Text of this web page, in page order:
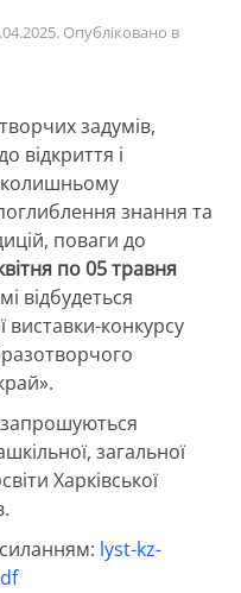
. Опубліковано в
задумів,
відкриття і
знання та
поваги до
по 05 травня
відбудеться
виставки-конкурсу
запрошуються
загальної
Харківської
lyst-kz-